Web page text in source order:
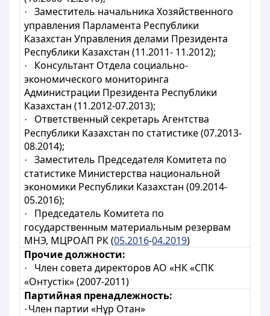
·
Заместитель начальника Хозяйственного
управления Парламента Республики
Казахстан Управления делами Президента
Республики Казахстан (11.2011- 11.2012);
·
Консультант Отдела социально-
экономического мониторинга
Администрации Президента Республики
Казахстан (11.2012-07.2013);
·
Ответственный секретарь Агентства
Республики Казахстан по статистике (07.2013-
08.2014);
·
Заместитель Председателя Комитета по
статистике Министерства национальной
экономики Республики Казахстан (09.2014-
05.2016);
·
Председатель Комитета по
государственным материальным резервам
МНЭ, МЦРОАП РК(05.2016-04.2019)
Прочие должности:
·
Член совета директоров АО «НК «СПК
«Онтустік» (2007-2011)
Партийная пренадлежность:
· Член партии «Нұр Отан»